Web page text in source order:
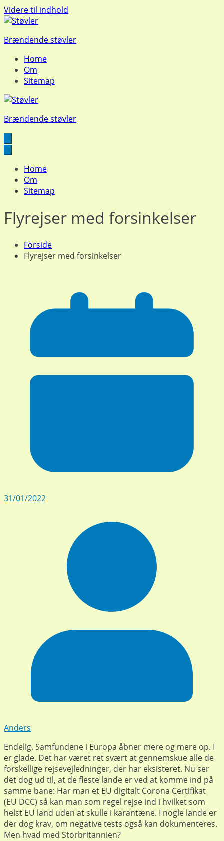
Videre til indhold
Brændende støvler
Home
Om
Sitemap
Brændende støvler
Home
Om
Sitemap
Flyrejser med forsinkelser
Forside
Flyrejser med forsinkelser
31/01/2022
Anders
Endelig. Samfundene i Europa åbner mere og mere op. I
er glade. Det har været ret svært at gennemskue alle de
forskellige rejsevejledninger, der har eksisteret. Nu ser
det dog ud til, at de fleste lande er ved at komme ind på
samme bane: Har man et EU digitalt Corona Certifikat
(EU DCC) så kan man som regel rejse ind i hvilket som
helst EU land uden at skulle i karantæne. I nogle lande er
der dog krav, om negative tests også kan dokumenteres.
Men hvad med Storbritannien?